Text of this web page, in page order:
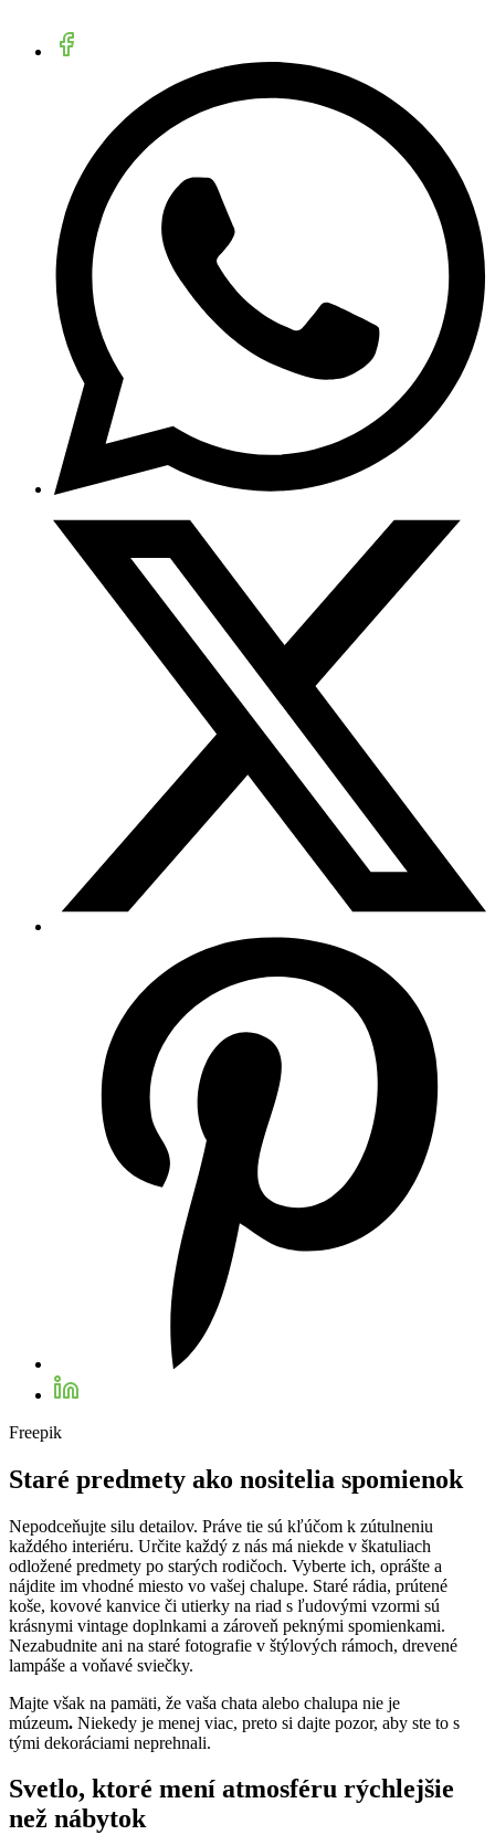
Freepik
Staré predmety ako nositelia spomienok
Nepodceňujte silu detailov. Práve tie sú kľúčom k zútulneniu
každého interiéru. Určite každý z nás má niekde v škatuliach
odložené predmety po starých rodičoch. Vyberte ich, oprášte a
nájdite im vhodné miesto vo vašej chalupe. Staré rádia, prútené
koše, kovové kanvice či utierky na riad s ľudovými vzormi sú
krásnymi vintage doplnkami a zároveň peknými spomienkami.
Nezabudnite ani na staré fotografie v štýlových rámoch, drevené
lampáše a voňavé sviečky.
Majte však na pamäti, že vaša chata alebo chalupa nie je
múzeum. Niekedy je menej viac, preto si dajte pozor, aby ste to s
tými dekoráciami neprehnali.
Svetlo, ktoré mení atmosféru rýchlejšie
než nábytok